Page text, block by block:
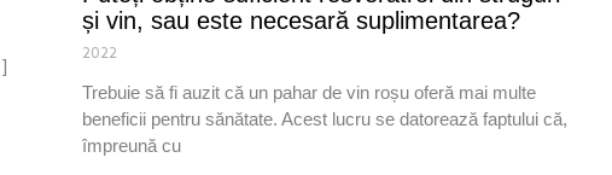
și vin, sau este necesară suplimentarea?
2022
Trebuie să fi auzit că un pahar de vin roșu oferă mai multe
beneficii pentru sănătate. Acest lucru se datorează faptului că,
împreună cu